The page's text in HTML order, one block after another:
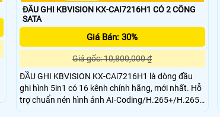
ĐẦU GHI KBVISION KX-CAI7216H1 CÓ 2 CỔNG
SATA
Giá Bán: 30%
Giá gốc: 10,800,000 ₫
ĐẦU GHI KBVISION KX-CAi7216H1 là dòng đầu
ghi hình 5in1 có 16 kênh chính hãng, mới nhất. Hỗ
trợ chuẩn nén hình ảnh AI-Coding/H.265+/H.265
thông minh, giúp tiết kiệm băng thông và ổ cứng